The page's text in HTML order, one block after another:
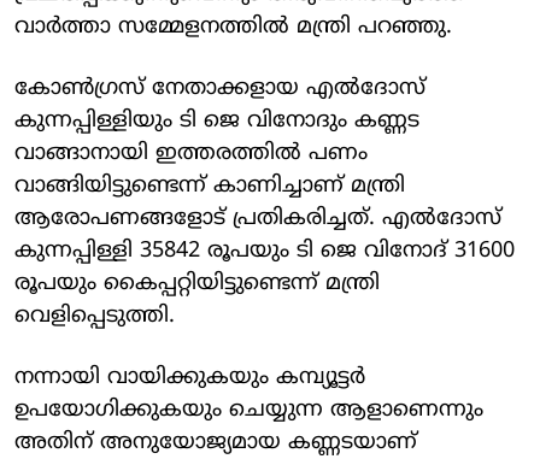
വാര്‍ത്താ സമ്മേളനത്തില്‍ മന്ത്രി പറഞ്ഞു.
കോണ്‍ഗ്രസ് നേതാക്കളായ എല്‍ദോസ്
കുന്നപ്പിള്ളിയും ടി ജെ വിനോദും കണ്ണട
വാങ്ങാനായി ഇത്തരത്തില്‍ പണം
വാങ്ങിയിട്ടുണ്ടെന്ന് കാണിച്ചാണ് മന്ത്രി
ആരോപണങ്ങളോട് പ്രതികരിച്ചത്. എല്‍ദോസ്
കുന്നപ്പിള്ളി 35842 രൂപയും ടി ജെ വിനോദ് 31600
രൂപയും കൈപ്പറ്റിയിട്ടുണ്ടെന്ന് മന്ത്രി
വെളിപ്പെടുത്തി.
നന്നായി വായിക്കുകയും കമ്പ്യൂട്ടര്‍
ഉപയോഗിക്കുകയും ചെയ്യുന്ന ആളാണെന്നും
അതിന് അനുയോജ്യമായ കണ്ണടയാണ്